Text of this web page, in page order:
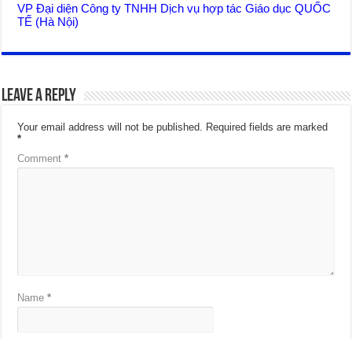
VP Đại diện Công ty TNHH Dịch vụ hợp tác Giáo dục QUỐC
TẾ (Hà Nội)
Leave a Reply
Your email address will not be published. Required fields are marked
*
Comment*
Name*